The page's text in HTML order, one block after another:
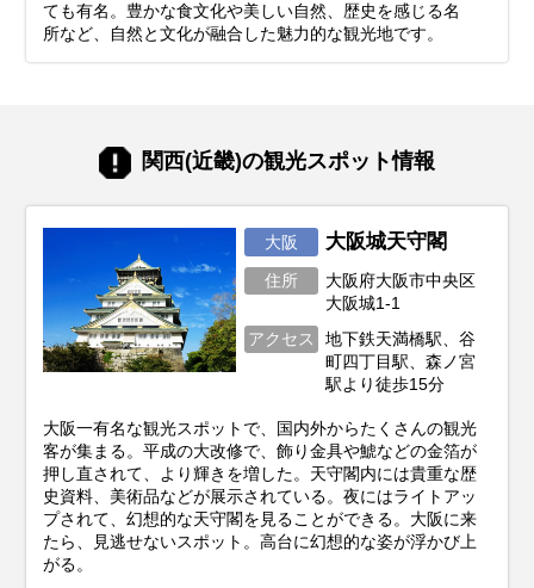
ても有名。 豊かな食文化や美しい自然、歴史を感じる名
所など、自然と文化が融合した魅力的な観光地です。
関西(近畿)の観光スポット情報
大阪 大阪城天守閣
住所
大阪府大阪市中央区
大阪城1-1
アクセス
地下鉄天満橋駅、谷
町四丁目駅、森ノ宮
駅より徒歩15分
大阪一有名な観光スポットで、国内外からたくさんの観光
客が集まる。平成の大改修で、飾り金具や鯱などの金箔が
押し直されて、より輝きを増した。天守閣内には貴重な歴
史資料、美術品などが展示されている。夜にはライトアッ
プされて、幻想的な天守閣を見ることができる。大阪に来
たら、見逃せないスポット。高台に幻想的な姿が浮かび上
がる。